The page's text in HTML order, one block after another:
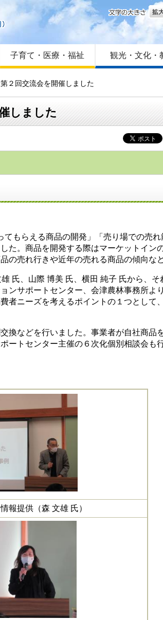
はじめての方へ
Foreign language
サイトマップ
文字
子育て・医療・福祉 観光・文化・
２回交流会を開催しました
しました
らえる商品の開発」「売り場での売れ
た。商品を開発する際はマーケットイ
の売れ行きや近年の売れる商品の傾向な
氏、山際 博美 氏、横田 純子 氏から、
ンサポートセンター、会津農林事務所
者ニーズを考えるポイントの１つとし
などを行いました。事業者が自社商品
ートセンター主催の６次化個別相談会も
情報提供（森 文雄 氏）